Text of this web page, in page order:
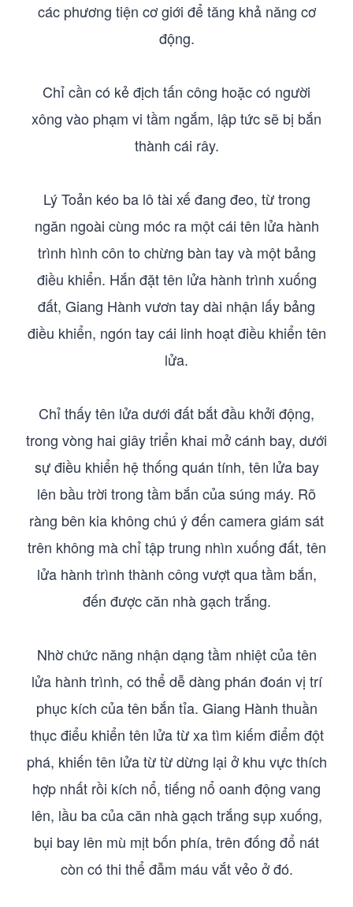
các phương tiện cơ giới để tăng khả năng cơ
động.
Chỉ cần có kẻ địch tấn công hoặc có người
xông vào phạm vi tầm ngắm, lập tức sẽ bị bắn
thành cái rây.
Lý Toản kéo ba lô tài xế đang đeo, từ trong
ngăn ngoài cùng móc ra một cái tên lửa hành
trình hình côn to chừng bàn tay và một bảng
điều khiển. Hắn đặt tên lửa hành trình xuống
đất, Giang Hành vươn tay dài nhận lấy bảng
điều khiển, ngón tay cái linh hoạt điều khiển tên
lửa.
Chỉ thấy tên lửa dưới đất bắt đầu khởi động,
trong vòng hai giây triển khai mở cánh bay, dưới
sự điều khiển hệ thống quán tính, tên lửa bay
lên bầu trời trong tầm bắn của súng máy. Rõ
ràng bên kia không chú ý đến camera giám sát
trên không mà chỉ tập trung nhìn xuống đất, tên
lửa hành trình thành công vượt qua tầm bắn,
đến được căn nhà gạch trắng.
Nhờ chức năng nhận dạng tầm nhiệt của tên
lửa hành trình, có thể dễ dàng phán đoán vị trí
phục kích của tên bắn tỉa. Giang Hành thuần
thục điểu khiển tên lửa từ xa tìm kiếm điểm đột
phá, khiến tên lửa từ từ dừng lại ở khu vực thích
hợp nhất rồi kích nổ, tiếng nổ oanh động vang
lên, lầu ba của căn nhà gạch trắng sụp xuống,
bụi bay lên mù mịt bốn phía, trên đống đổ nát
còn có thi thể đẫm máu vắt vẻo ở đó.